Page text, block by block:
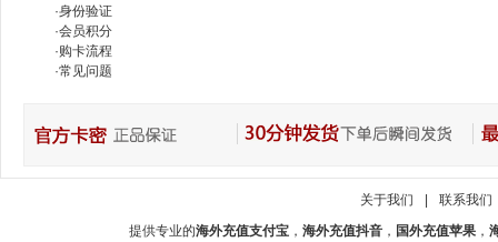
·身份验证
·会员积分
·购卡流程
·常见问题
关于我们
联系我们
提供专业的海外充值支付宝， 海外充值抖音， 国外充值苹果，